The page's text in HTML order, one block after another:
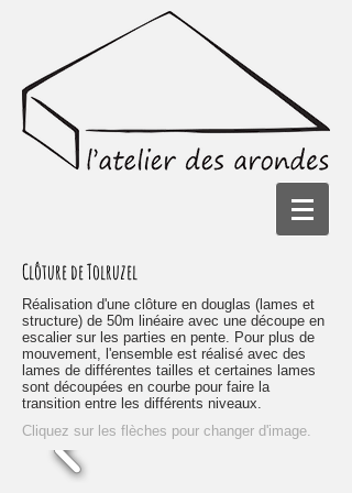
Clôture de Tolruzel
Réalisation d'une clôture en douglas (lames et
structure) de 50m linéaire avec une découpe en
escalier sur les parties en pente. Pour plus de
mouvement, l'ensemble est réalisé avec des
lames de différentes tailles et certaines lames
sont découpées en courbe pour faire la
transition entre les différents niveaux.
Cliquez sur les flèches pour changer d'image.